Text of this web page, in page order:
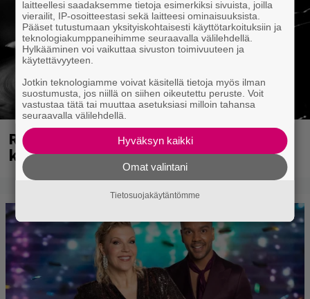
Rushin Neil Peartista ilmestyy ensi
kuussa dokumentti
laitteellesi saadaksemme tietoja esimerkiksi sivuista, joilla
vierailit, IP-osoitteestasi sekä laitteesi ominaisuuksista.
Pääset tutustumaan yksityiskohtaisesti käyttötarkoituksiin ja
teknologiakumppaneihimme seuraavalla välilehdellä.
Hylkääminen voi vaikuttaa sivuston toimivuuteen ja
käytettävyyteen.
Jotkin teknologiamme voivat käsitellä tietoja myös ilman
suostumusta, jos niillä on siihen oikeutettu peruste. Voit
vastustaa tätä tai muuttaa asetuksiasi milloin tahansa
seuraavalla välilehdellä.
Hyväksyn kaikki
Omat valintani
Tietosuojakäytäntömme